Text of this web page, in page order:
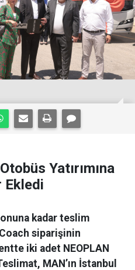
Yatırımına
Ekledi
kadar teslim
siparişinin
iki adet NEOPLAN
MAN’ın İstanbul